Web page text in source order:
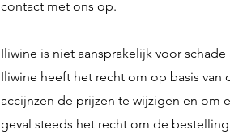
contact met ons op.
Iliwine is niet aansprakelijk voor
Iliwine heeft het recht om op basis
accijnzen de prijzen te wijzigen en om
geval steeds het recht om de